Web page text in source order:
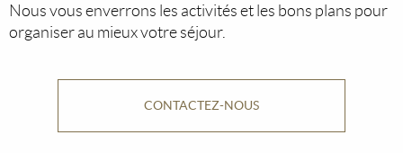
Nous vous enverrons les activités et les bons plans pour
organiser au mieux votre séjour.
CONTACTEZ-NOUS